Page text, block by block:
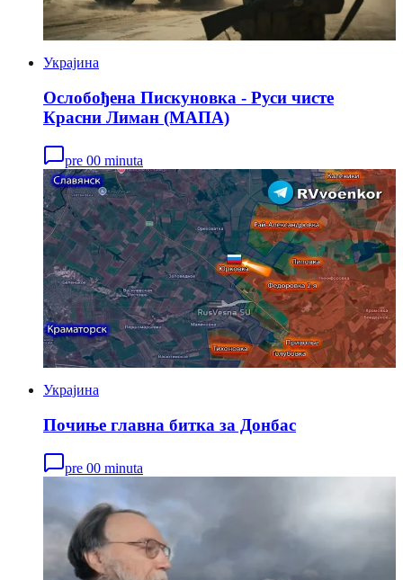
Украјина
Ослобођена Пискуновка - Руси чисте
Красни Лиман (МАПА)
pre 00 minuta
Украјина
Почиње главна битка за Донбас
pre 00 minuta